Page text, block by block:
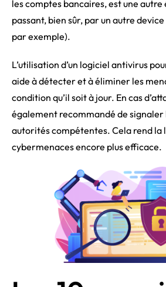
les comptes bancaires, est une
passant, bien sûr, par un autre
par exemple).
L’utilisation d’un logiciel antivirus
aide à détecter et à éliminer les
condition qu’il soit à jour. En cas
également recommandé de signaler
autorités compétentes. Cela rend la
cybermenaces encore plus efficace.